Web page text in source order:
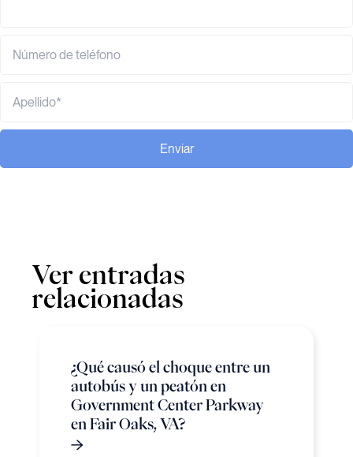
Enviar
Ver entradas
relacionadas
¿Qué causó el choque entre un
autobús y un peatón en
Government Center Parkway
en Fair Oaks, VA?